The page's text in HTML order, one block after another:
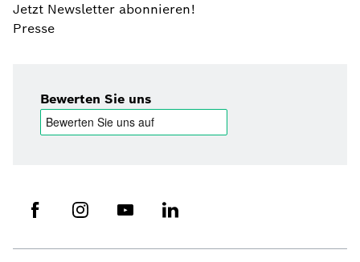
Jetzt Newsletter abonnieren!
Presse
Bewerten Sie uns